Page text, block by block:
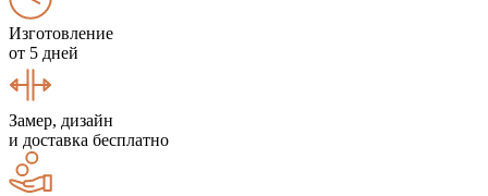
Изготовление
от 5 дней
Замер, дизайн
и доставка бесплатно